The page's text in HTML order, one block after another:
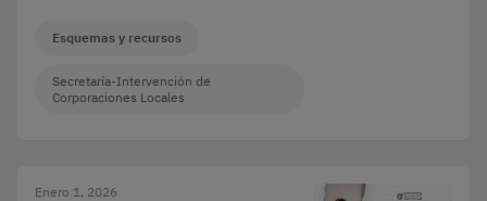
Esquemas y recursos
Secretaría-Intervención de
Corporaciones Locales
Enero 1, 2026